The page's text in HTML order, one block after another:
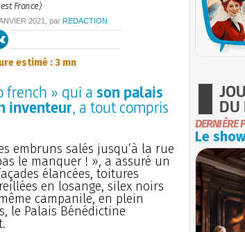
France)
2021 , par REDACTION
estimé : 3 mn
french » qui ason palais
inventeur, a tout compris
embruns salés jusqu’à la rue
le manquer ! », a assuré un
élancées, toitures
en losange, silex noirs
campanile, en plein
le Palais Bénédictine
DU
DERNIÈRE
Le